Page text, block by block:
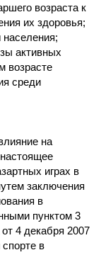
возраста к
их здоровья;
населения;
активных
возрасте
среди
на
играх в
заключения
в
пунктом 3
4 декабря 2007
в